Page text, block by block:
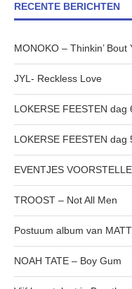
RECENTE BERICHTEN
MONOKO – Thinkin’ Bout
JYL- Reckless Love
LOKERSE FEESTEN dag
LOKERSE FEESTEN dag
EVENTJES
TROOST – Not All Men
Postuum album van
NOAH TATE – Boy Gum